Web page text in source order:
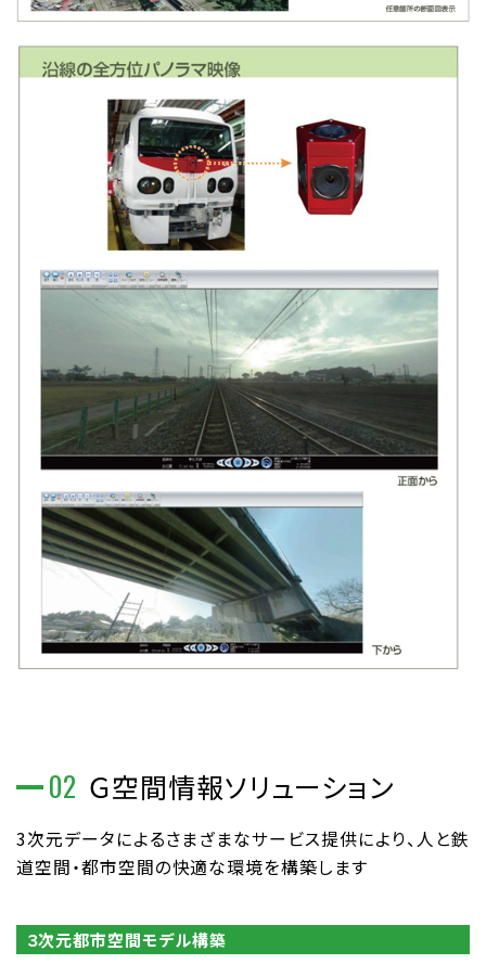
02 Ｇ空間情報ソリューション
3次元データによるさまざまなサービス提供により、人と鉄
道空間・都市空間の快適な環境を構築します
３次元都市空間モデル構築